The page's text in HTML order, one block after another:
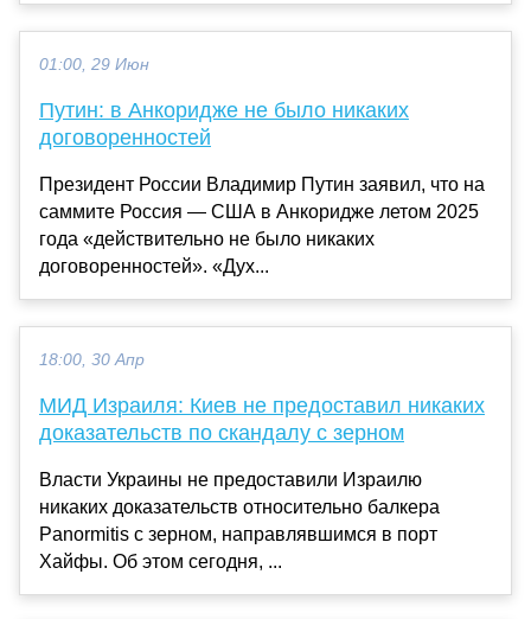
01:00, 29 Июн
Путин: в Анкоридже не было никаких
договоренностей
Президент России Владимир Путин заявил, что на
саммите Россия — США в Анкоридже летом 2025
года «действительно не было никаких
договоренностей». «Дух...
18:00, 30 Апр
МИД Израиля: Киев не предоставил никаких
доказательств по скандалу с зерном
Власти Украины не предоставили Израилю
никаких доказательств относительно балкера
Panormitis с зерном, направлявшимся в порт
Хайфы. Об этом сегодня, ...